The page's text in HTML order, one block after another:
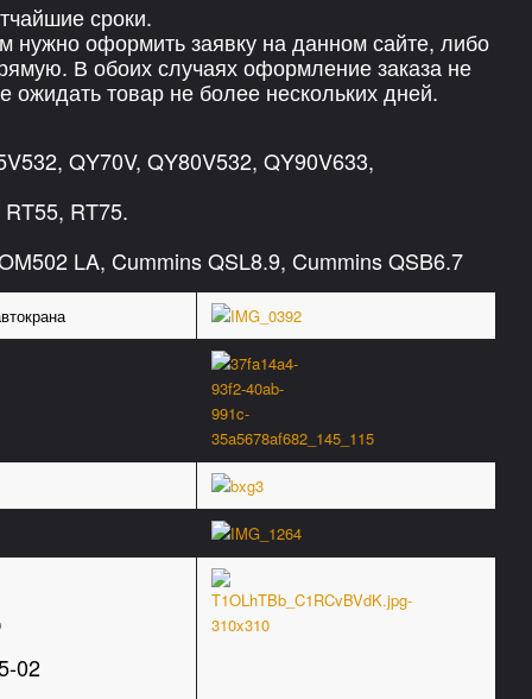
сроки.
нужно оформить заявку на данном сайте, либо
В обоих случаях оформление заказа не
товар не более нескольких дней.
QY70V, QY80V532, QY90V633,
RT75.
LA, Cummins QSL8.9, Cummins QSB6.7
02